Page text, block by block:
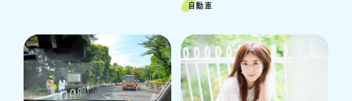
自動車